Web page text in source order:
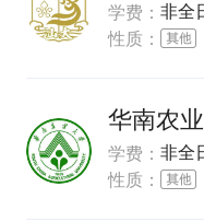
学费： 非全
性质：
华南农
学费： 非全
性质：